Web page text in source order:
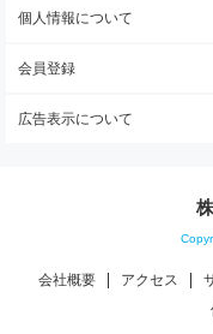
個人情報について
会員登録
広告表示について
会社概要 アクセス